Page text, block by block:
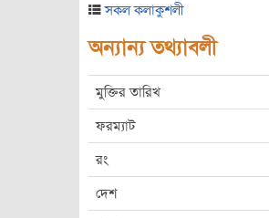
সকল কলাকুশলী
অন্যান্য তথ্যাবলী
মুক্তির তারিখ
ফরম্যাট
রং
দেশ